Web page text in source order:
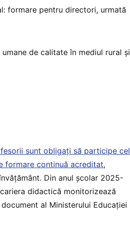
formare pentru directori, urmată
de calitate în mediul rural și
sunt obligați să participe cel
formare continuă acreditat,
Din anul școlar 2025-
didactică monitorizează
al Ministerului Educației